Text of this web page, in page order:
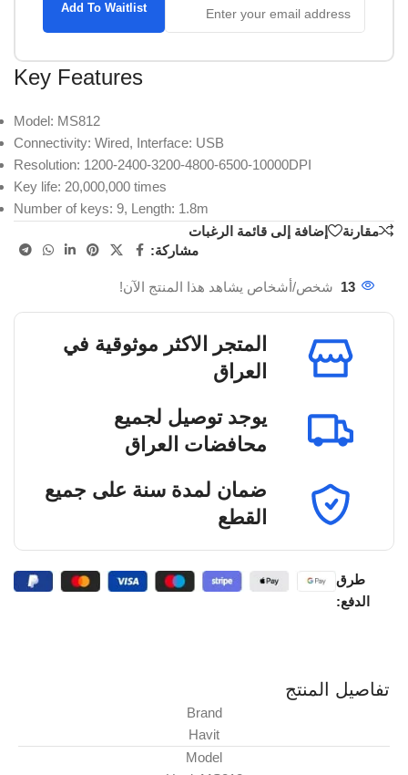
Add To Waitlist
Key Features
Model: MS812
Connectivity: Wired, Interface: USB
Resolution: 1200-2400-3200-4800-6500-10000DPI
Key life: 20,000,000 times
Number of keys: 9, Length: 1.8m
مقارنة
إضافة إلى قائمة الرغبات
مشاركة:
13 شخص/أشخاص يشاهد هذا المنتج الآن!
المتجر الاكثر موثوقية في
العراق
يوجد توصيل لجميع
محافضات العراق
ضمان لمدة سنة على جميع
القطع
طرق
الدفع:
تفاصيل المنتج
Brand
Havit
Model